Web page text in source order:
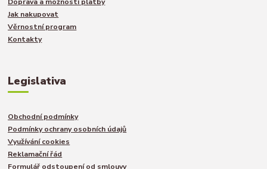
Jak nakupovat
Věrnostní program
Kontakty
Legislativa
Obchodní podmínky
Podmínky ochrany osobních údajů
Využívání cookies
Reklamační řád
Formulář odstoupení od smlouvy